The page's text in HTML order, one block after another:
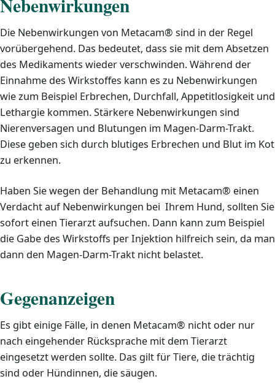
Die Nebenwirkungen von Metacam® sind in der Regel
vorübergehend. Das bedeutet, dass sie mit dem Absetzen
des Medikaments wieder verschwinden. Während der
Einnahme des Wirkstoffes kann es zu Nebenwirkungen
wie zum Beispiel Erbrechen, Durchfall, Appetitlosigkeit und
Lethargie kommen. Stärkere Nebenwirkungen sind
Nierenversagen und Blutungen im Magen-Darm-Trakt.
Diese geben sich durch blutiges Erbrechen und Blut im Kot
zu erkennen.
Haben Sie wegen der Behandlung mit Metacam® einen
Verdacht auf Nebenwirkungen bei Ihrem Hund, sollten Sie
sofort einen Tierarzt aufsuchen. Dann kann zum Beispiel
die Gabe des Wirkstoffs per Injektion hilfreich sein, da man
dann den Magen-Darm-Trakt nicht belastet.
Gegenanzeigen
Es gibt einige Fälle, in denen Metacam® nicht oder nur
nach eingehender Rücksprache mit dem Tierarzt
eingesetzt werden sollte. Das gilt für Tiere, die trächtig
sind oder Hündinnen, die säugen.